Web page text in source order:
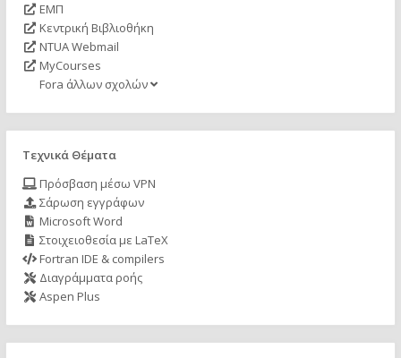
ΕΜΠ
Κεντρική Βιβλιοθήκη
NTUA Webmail
MyCourses
Fora άλλων σχολών
Τεχνικά Θέματα
Πρόσβαση μέσω VPN
Σάρωση εγγράφων
Microsoft Word
Στοιχειοθεσία με LaTeX
Fortran IDE & compilers
Διαγράμματα ροής
Aspen Plus